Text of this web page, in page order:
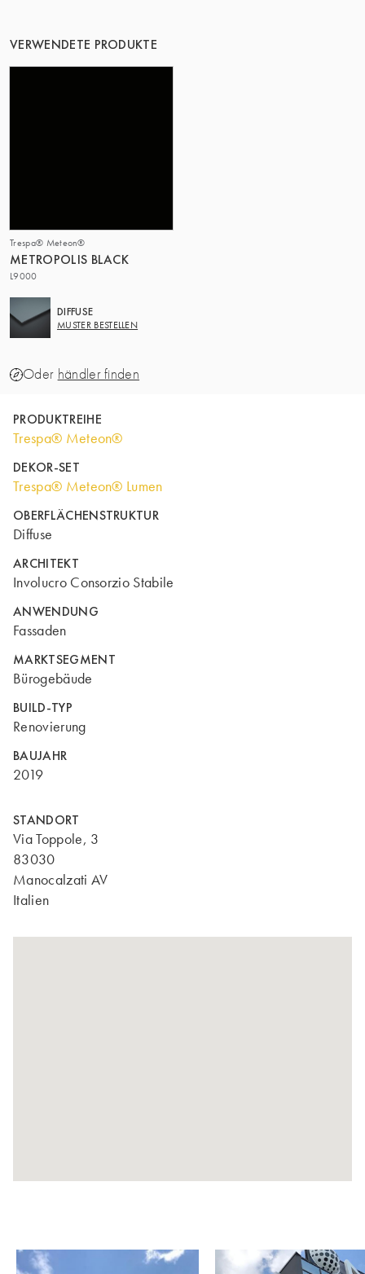
VERWENDETE PRODUKTE
Trespa® Meteon®
METROPOLIS BLACK
L9000
DIFFUSE
MUSTER BESTELLEN
Oder händler finden
PRODUKTREIHE
Trespa® Meteon®
DEKOR-SET
Trespa® Meteon® Lumen
OBERFLÄCHENSTRUKTUR
Diffuse
ARCHITEKT
Involucro Consorzio Stabile
ANWENDUNG
Fassaden
MARKTSEGMENT
Bürogebäude
BUILD-TYP
Renovierung
BAUJAHR
2019
STANDORT
Via Toppole, 3
83030
Manocalzati AV
Italien